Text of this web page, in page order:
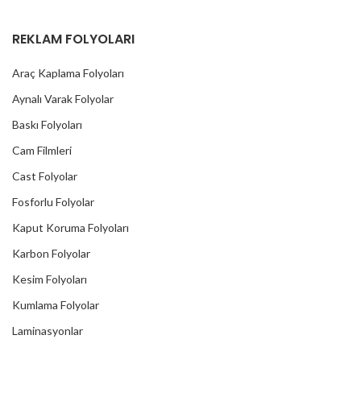
REKLAM FOLYOLARI
Araç Kaplama Folyoları
Aynalı Varak Folyolar
Baskı Folyoları
Cam Filmleri
Cast Folyolar
Fosforlu Folyolar
Kaput Koruma Folyoları
Karbon Folyolar
Kesim Folyoları
Kumlama Folyolar
Laminasyonlar